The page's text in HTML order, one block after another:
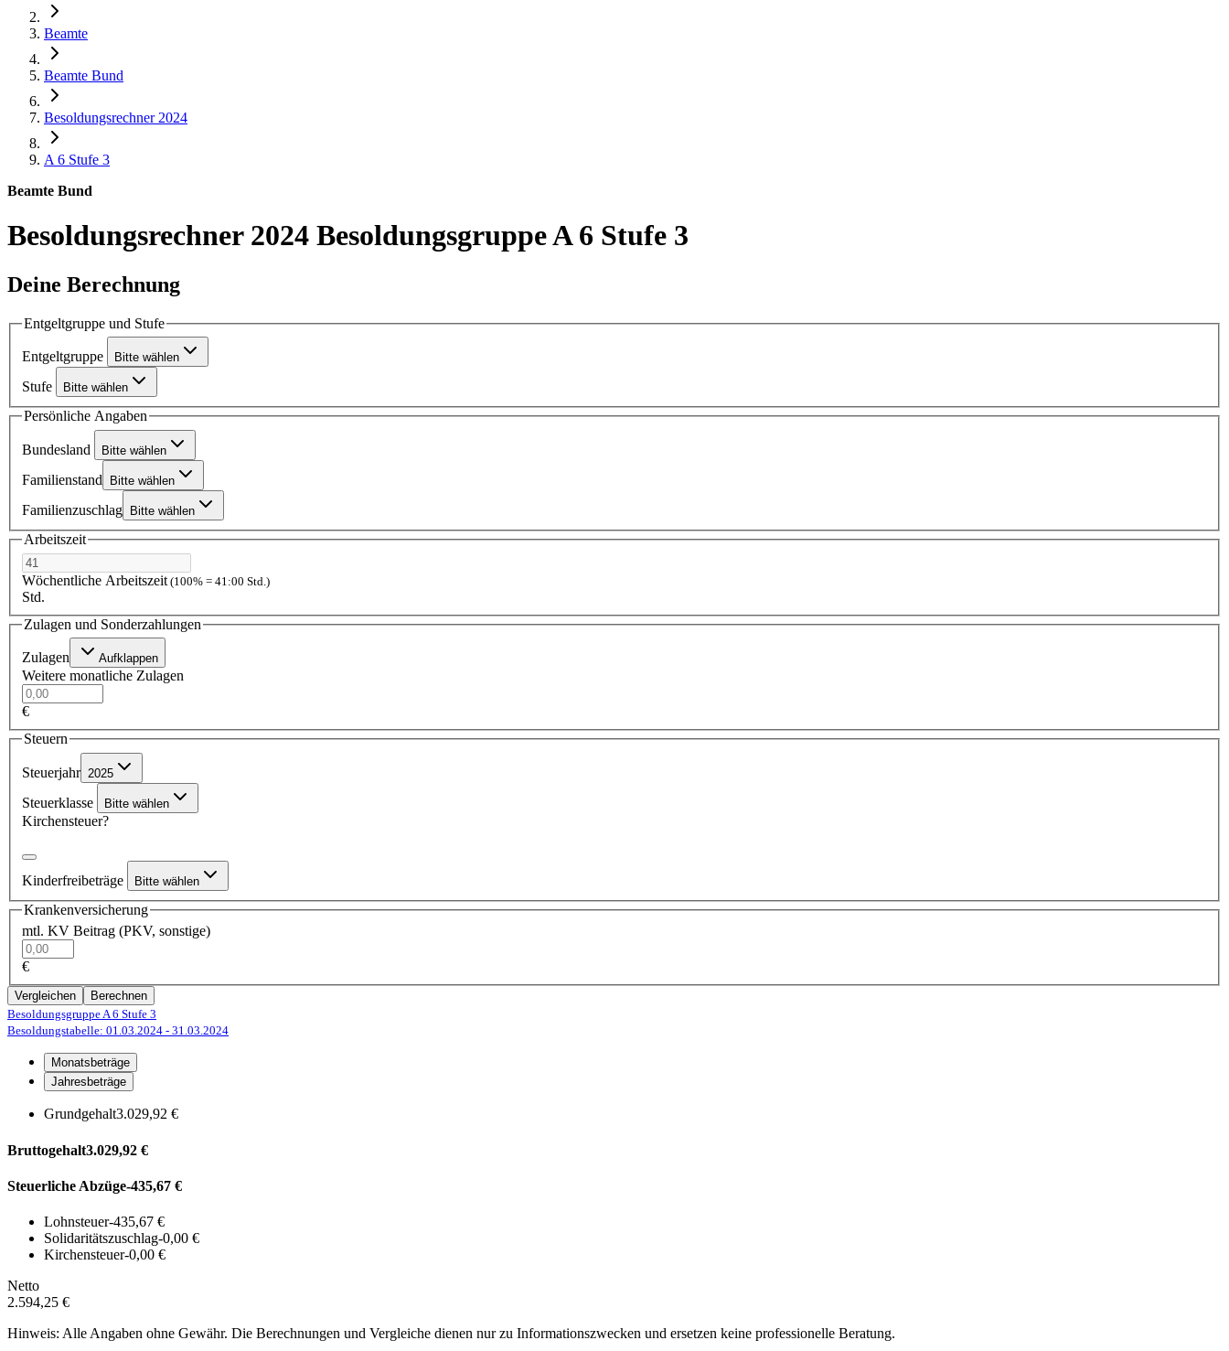
Beamte
Beamte Bund
Besoldungsrechner 2024
A 6 Stufe 3
Beamte Bund
Besoldungsrechner 2024 Besoldungsgruppe A 6 Stufe 3
Deine Berechnung
Entgeltgruppe und Stufe
Entgeltgruppe Bitte wählen
Stufe Bitte wählen
Persönliche Angaben
Bundesland Bitte wählen
Familienstand Bitte wählen
Familienzuschlag Bitte wählen
Arbeitszeit
Wöchentliche Arbeitszeit (100% = 41:00 Std.)
Std.
Zulagen und Sonderzahlungen
Zulagen Aufklappen
Weitere monatliche Zulagen
€
Steuern
Steuerjahr 2025
Steuerklasse Bitte wählen
Kirchensteuer?
Kinderfreibeträge Bitte wählen
Krankenversicherung
mtl. KV Beitrag (PKV, sonstige)
€
Vergleichen
Berechnen
Besoldungsgruppe A 6 Stufe 3
Besoldungstabelle: 01.03.2024 - 31.03.2024
Monatsbeträge
Jahresbeträge
Grundgehalt3.029,92 €
Bruttogehalt3.029,92 €
Steuerliche Abzüge-435,67 €
Lohnsteuer-435,67 €
Solidaritätszuschlag-0,00 €
Kirchensteuer-0,00 €
Netto
2.594,25 €
Hinweis: Alle Angaben ohne Gewähr. Die Berechnungen und Vergleiche dienen nur zu Informationszwecken und ersetzen keine professionelle Beratung.